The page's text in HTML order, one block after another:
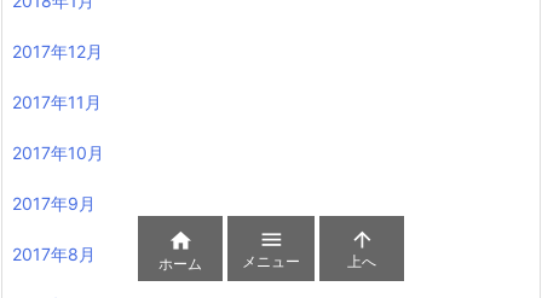
2017年12月
2017年11月
2017年10月
2017年9月
2017年8月

ホーム

メニュー

上へ